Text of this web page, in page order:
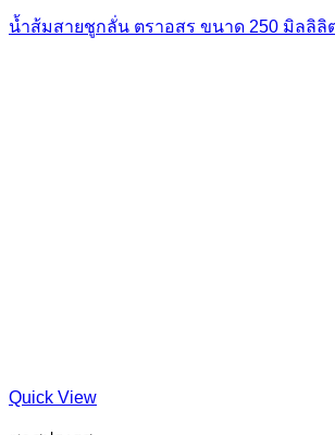
น้ำส้มสายชูกลั่น ตราอสร ขนาด 250 มิลลิลิ
Quick View